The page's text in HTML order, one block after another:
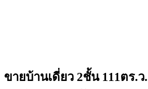
ขายบ้านเดี่ยว 2ชั้น 111ตร.